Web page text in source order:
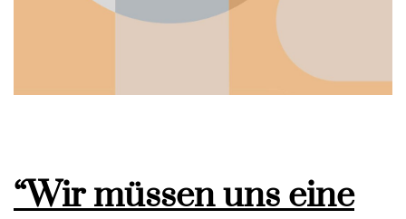
“Wir müssen uns eine